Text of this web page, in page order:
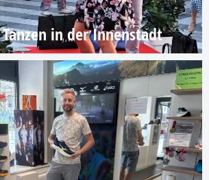
Tanzen in der Innenstadt